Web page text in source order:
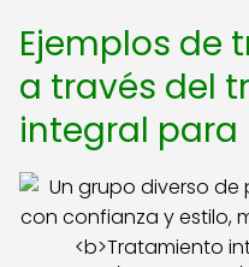
Ejemplos de
a través del
integral